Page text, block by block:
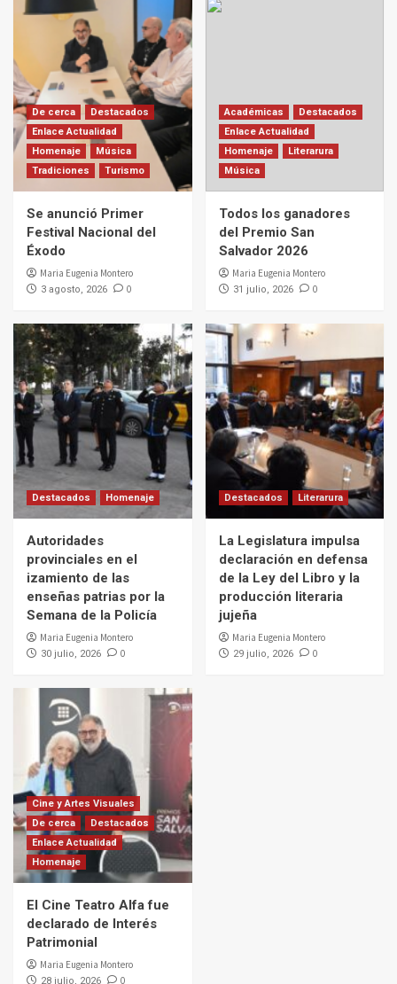
De cerca
Destacados
Enlace Actualidad
Homenaje
Música
Tradiciones
Turismo
Se anunció Primer
Festival Nacional del
Éxodo
Maria Eugenia Montero
3 agosto, 2026 0
Académicas
Destacados
Enlace Actualidad
Homenaje
Literarura
Música
Todos los ganadores
del Premio San
Salvador 2026
Maria Eugenia Montero
31 julio, 2026 0
Destacados Homenaje
Autoridades
provinciales en el
izamiento de las
enseñas patrias por la
Semana de la Policía
Maria Eugenia Montero
30 julio, 2026 0
Destacados Literarura
La Legislatura impulsa
declaración en defensa
de la Ley del Libro y la
producción literaria
jujeña
Maria Eugenia Montero
29 julio, 2026 0
Cine y Artes Visuales
De cerca
Destacados
Enlace Actualidad
Homenaje
El Cine Teatro Alfa fue
declarado de Interés
Patrimonial
Maria Eugenia Montero
28 julio, 2026 0